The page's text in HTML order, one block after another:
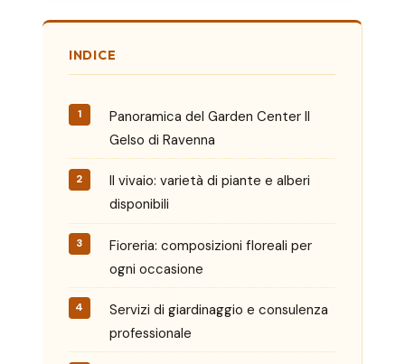
INDICE
Panoramica del Garden Center Il
Gelso di Ravenna
Il vivaio: varietà di piante e alberi
disponibili
Fioreria: composizioni floreali per
ogni occasione
Servizi di giardinaggio e consulenza
professionale